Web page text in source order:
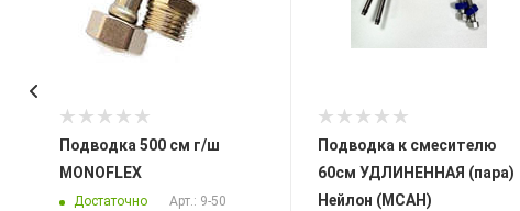
Подводка 500 см г/ш
MONOFLEX
Достаточно Арт.: 9-50
Подводка к смесителю
60см УДЛИНЕННАЯ (пара)
Нейлон (МСАН)